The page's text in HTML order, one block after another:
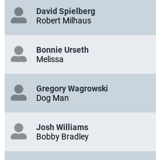
David Spielberg
Robert Milhaus
Bonnie Urseth
Melissa
Gregory Wagrowski
Dog Man
Josh Williams
Bobby Bradley